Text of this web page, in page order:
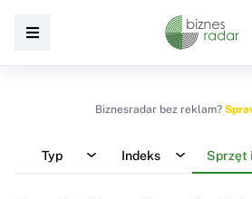
Biznesradar bez reklam?
Typ Indeks